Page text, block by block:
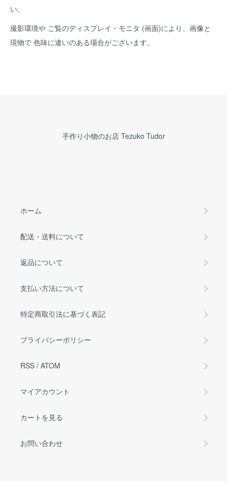
い。
撮影環境や ご覧のディスプレイ・モニタ (画面)により、画像と
現物で 色味に違いのある場合がございます。
手作り小物のお店 Tezuko Tudor
ホーム
配送・送料について
返品について
支払い方法について
特定商取引法に基づく表記
プライバシーポリシー
RSS / ATOM
マイアカウント
カートを見る
お問い合わせ